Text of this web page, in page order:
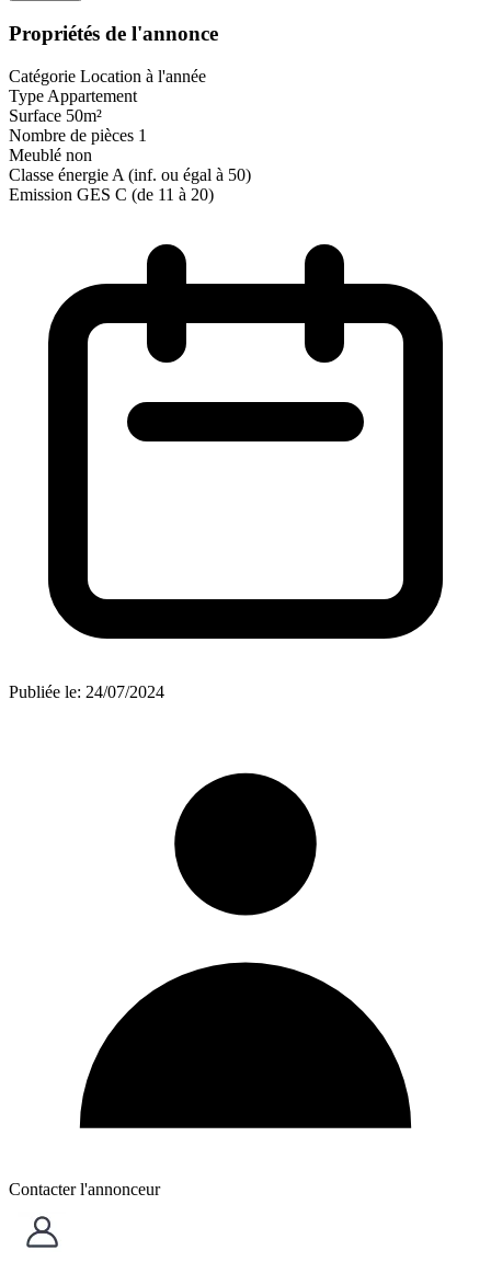
Propriétés de l'annonce
Catégorie Location à l'année
Type Appartement
Surface 50m²
Nombre de pièces 1
Meublé non
Classe énergie A (inf. ou égal à 50)
Emission GES C (de 11 à 20)
Publiée le: 24/07/2024
Contacter l'annonceur